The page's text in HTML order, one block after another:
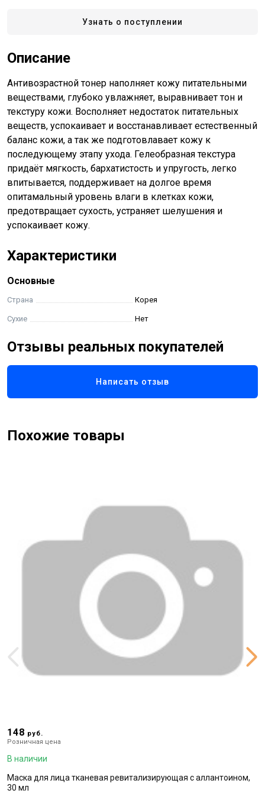
Узнать о поступлении
Описание
Антивозрастной тонер наполняет кожу питательными
веществами, глубоко увлажняет, выравнивает тон и
текстуру кожи. Восполняет недостаток питательных
веществ, успокаивает и восстанавливает естественный
баланс кожи, а так же подготовлавает кожу к
последующему этапу ухода. Гелеобразная текстура
придаёт мягкость, бархатистость и упругость, легко
впитывается, поддерживает на долгое время
опитамальный уровень влаги в клетках кожи,
предотвращает сухость, устраняет шелушения и
успокаивает кожу.
Характеристики
Основные
Страна Корея
Сухие Нет
Отзывы реальных покупателей
Написать отзыв
Похожие товары
148 руб.
Розничная цена
В наличии
Маска для лица тканевая ревитализирующая с аллантоином,
30 мл